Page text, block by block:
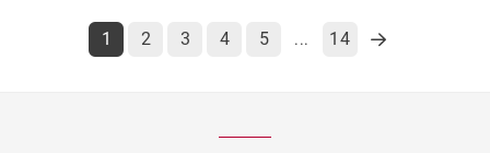
1 2 3 4 5 ... 14